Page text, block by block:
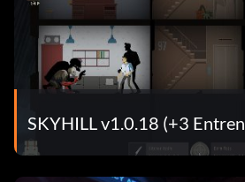
SKYHILL v1.0.18 (+3